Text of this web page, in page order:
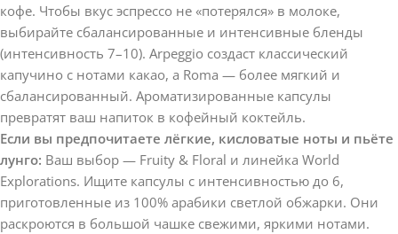
кофе. Чтобы вкус эспрессо не «потерялся» в молоке,
выбирайте сбалансированные и интенсивные бленды
(интенсивность 7–10). Arpeggio создаст классический
капучино с нотами какао, а Roma — более мягкий и
сбалансированный. Ароматизированные капсулы
превратят ваш напиток в кофейный коктейль.
Если вы предпочитаете лёгкие, кисловатые ноты и пьёте
лунго: Ваш выбор — Fruity & Floral и линейка World
Explorations. Ищите капсулы с интенсивностью до 6,
приготовленные из 100% арабики светлой обжарки. Они
раскроются в большой чашке свежими, яркими нотами.